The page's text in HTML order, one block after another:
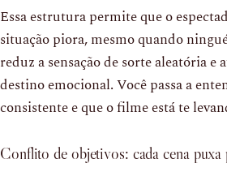
Essa estrutura permite que o
situação piora, mesmo quando
reduz a sensação de sorte aleatória e
destino emocional. Você passa a
consistente e que o filme está te
Conflito de objetivos: cada cena puxa